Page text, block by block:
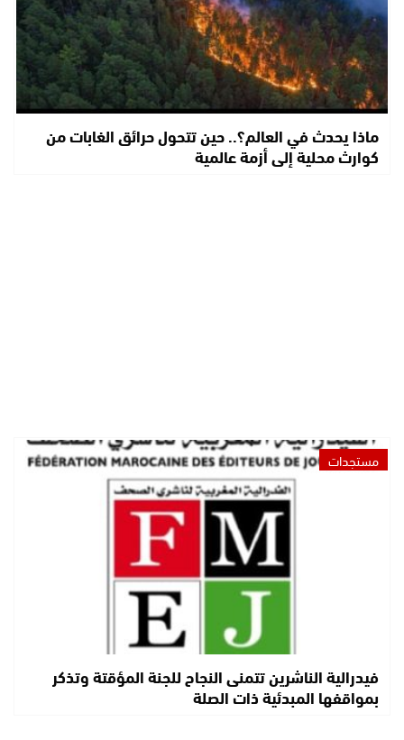
ماذا يحدث في العالم؟.. حين تتحول حرائق الغابات من
كوارث محلية إلى أزمة عالمية
مستجدات
فيدرالية الناشرين تتمنى النجاح للجنة المؤقتة وتذكر
بمواقفها المبدئية ذات الصلة